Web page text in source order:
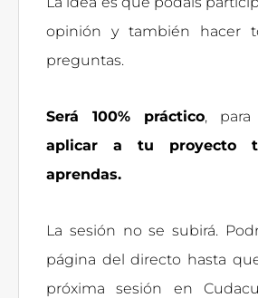
opinión y también hacer
preguntas.
Será 100% práctico, para
aplicar a tu proyecto
aprendas.
La sesión no se subirá.
página del directo hasta
próxima sesión en